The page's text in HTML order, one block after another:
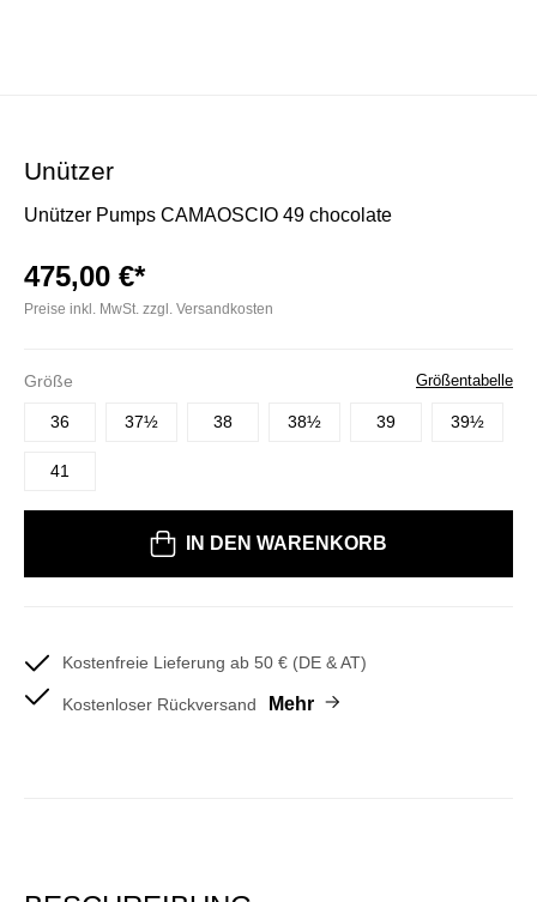
Unützer
Unützer Pumps CAMAOSCIO 49 chocolate
475,00 €*
Preise inkl. MwSt. zzgl. Versandkosten
Größe Größentabelle
36 37½ 38 38½ 39 39½
41
IN DEN WARENKORB
Kostenfreie Lieferung ab 50 € (DE & AT)
Kostenloser Rückversand Mehr